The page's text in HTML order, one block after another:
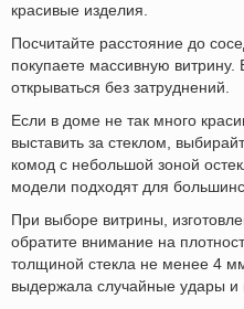
красивые изделия.
Посчитайте расстояние до
покупаете массивную
открываться без затруднений.
Если в доме не так много
выставить за стеклом,
комод с небольшой зоной
модели подходят для
При выборе витрины,
обратите внимание на
толщиной стекла не менее 4
выдержала случайные удары и